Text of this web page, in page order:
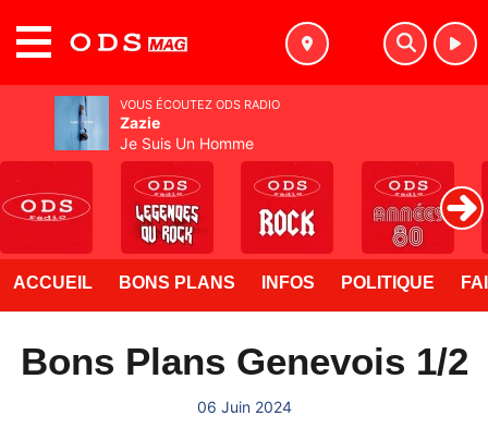
ACCUEIL BONS PLANS INFOS POLITIQUE
Bons Plans Genevois 1/2
06 Juin 2024
VOUS ÉCOUTEZ ODS RADIO
Zazie
Je Suis Un Homme